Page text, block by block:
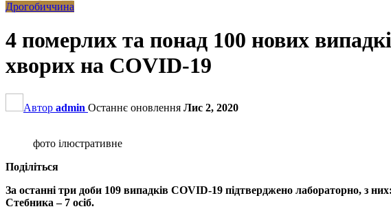
Дрогобиччина
4 померлих та понад 100 нових
хворих на COVID-19
Автор admin Останнє оновлення Лис 2, 2020
фото ілюстративне
Поділіться
За останні три доби 109 випадків COVID-19 підтверджено лабораторно, з
Стебника – 7 осіб.